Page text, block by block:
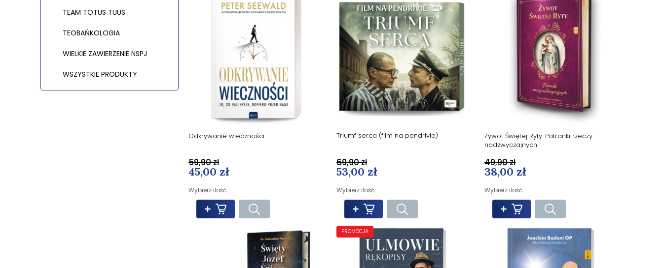
TEAM TOTUS TUUS
TEOBAŃKOLOGIA
WIELKIE ZAWIERZENIE NSPJ
WSZYSTKIE PRODUKTY
Odkrywanie wieczności
45,00 zł
Wybierz ilość:
59,90 zł
Triumf serca (film na pendrivie)
53,00 zł
Wybierz ilość:
69,90 zł
Żywot Świętej Ryty. Patronki rzeczy
nadzwyczajnych
38,00 zł
Wybierz ilość:
49,90 zł
PROMOCJA